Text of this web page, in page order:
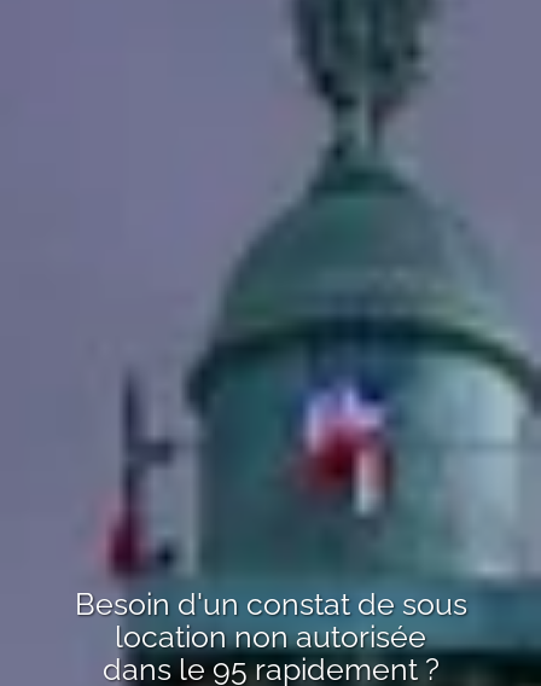
Besoin d'un constat de sous
location non autorisée
dans le 95rapidement ?